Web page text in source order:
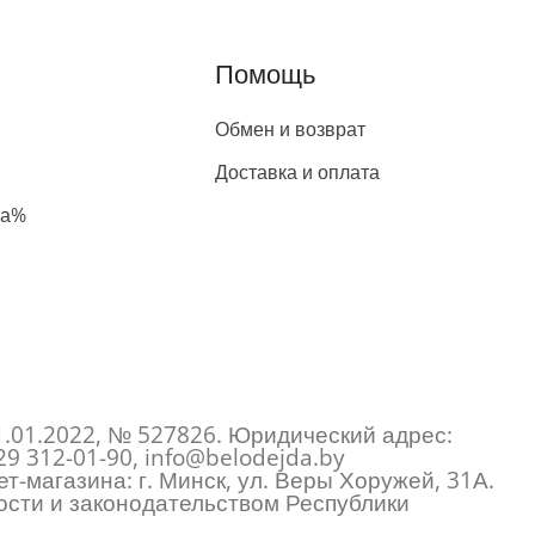
Помощь
Обмен и возврат
Доставка и оплата
№ 527826. Юридический адрес:
312-01-90, info@belodejda.by
магазина: г. Минск, ул. Веры Хоружей, 31А.
и законодательством Республики